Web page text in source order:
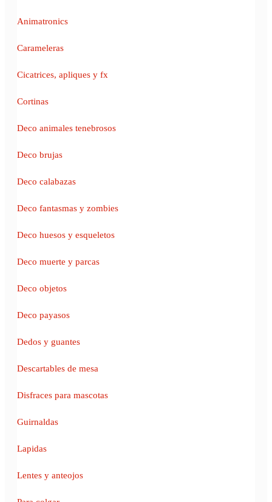
Animatronics
Carameleras
Cicatrices, apliques y fx
Cortinas
Deco animales tenebrosos
Deco brujas
Deco calabazas
Deco fantasmas y zombies
Deco huesos y esqueletos
Deco muerte y parcas
Deco objetos
Deco payasos
Dedos y guantes
Descartables de mesa
Disfraces para mascotas
Guirnaldas
Lapidas
Lentes y anteojos